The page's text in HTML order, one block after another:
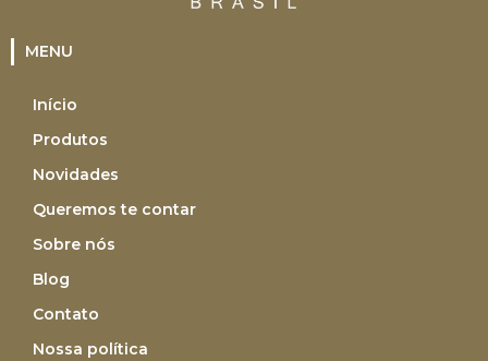
MENU
Início
Produtos
Novidades
Queremos te contar
Sobre nós
Blog
Contato
Nossa política